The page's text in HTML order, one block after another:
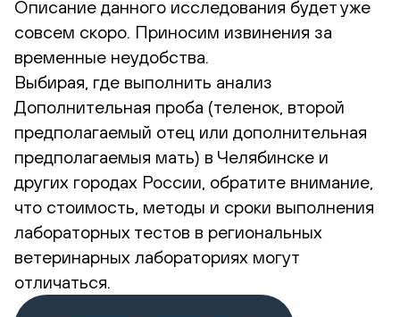
Описание данного исследования будет уже
совсем скоро. Приносим извинения за
временные неудобства.
Выбирая, где выполнить анализ
Дополнительная проба (теленок, второй
предполагаемый отец или дополнительная
предполагаемыя мать) в Челябинске и
других городах России, обратите внимание,
что стоимость, методы и сроки выполнения
лабораторных тестов в региональных
ветеринарных лабораториях могут
отличаться.